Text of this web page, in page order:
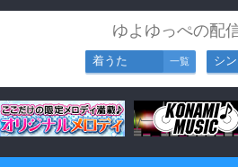
ゆよゆっぺの配
着うた 一覧 シ